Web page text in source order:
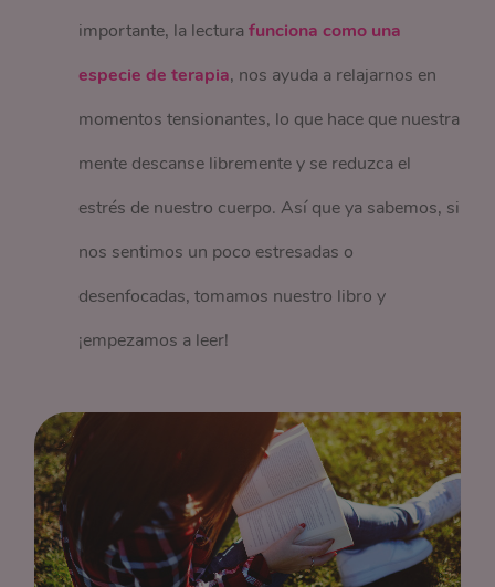
importante, la lecturafunciona como una
especie de terapia, nos ayuda a relajarnos en
momentos tensionantes, lo que hace que nuestra
mente descanse libremente y se reduzca el
estrés de nuestro cuerpo. Así que ya sabemos, si
nos sentimos un poco estresadas o
desenfocadas, tomamos nuestro libro y
¡empezamos a leer!